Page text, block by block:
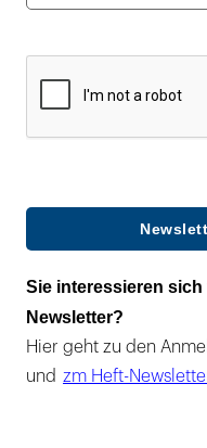
Sie interessieren
Newsletter?
Hier geht zu den
und zm Heft-